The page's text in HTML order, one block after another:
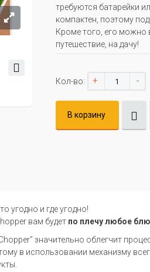
требуются батарейки
компактен, поэтому
Кроме того, его можно
путешествие, на дачу!
Кол-во: + -
В корзину
угодно и где угодно!
вам будет по плечу любое
значительно облегчит
в использовании механизму